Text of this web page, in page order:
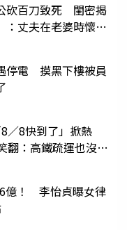
砍百刀致死 閨密揭
：丈夫在老婆時懷孕
停電 摸黑下樓被員
／8快到了」掀熱
：高鐵疏運也沒列
億！ 李怡貞曝女律